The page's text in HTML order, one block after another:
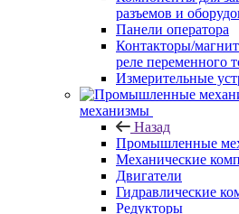
разъемов и
Панели оператора
Контакторы/
реле переменного
Измерительные
механизмы
Назад
Промышленные
Механические
Двигатели
Гидравлические
Редукторы